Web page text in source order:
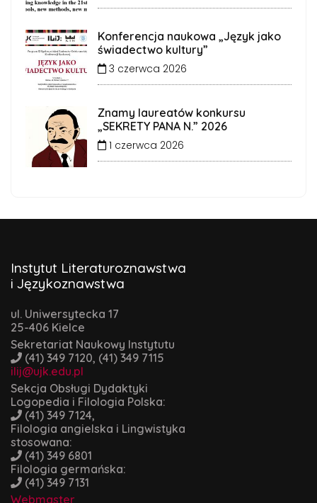
Konferencja naukowa „Język jako
świadectwo kultury”
3 czerwca 2026
Znamy laureatów konkursu
„SEKRETY PANA N.” 2026
1 czerwca 2026
Instytut Literaturoznawstwa
i Językoznawstwa
ul. Uniwersytecka 17
25-406 Kielce
Sekretariat Naukowy Instytutu
(41) 349 7120, (41) 349 7115
ilij@ujk.edu.pl
Sekcja Obsługi Dydaktyki
Logopedia i Filologia Polska:
(41) 349 7124,
Filologia angielska i Lingwistyka
stosowana:
(41) 349 6801
Filologia germańska:
(41) 349 7131
Webmaster